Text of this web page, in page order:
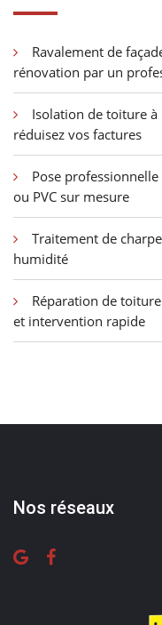
Ravalement de
rénovation par un
Isolation de toiture
réduisez vos factures
Pose
ou PVC sur mesure
Traitement de
humidité
Réparation de
et intervention rapide
Nos réseaux